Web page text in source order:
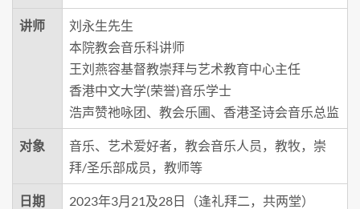
讲师
刘永生先生
本院教会音乐科讲师
王刘燕容基督教崇拜与艺术教育中心主任
香港中文大学(荣誉)音乐学士
浩声赞祂咏团、教会乐圃、香港圣诗会音乐总监
对象
音乐、艺术爱好者，教会音乐人员，教牧，崇
拜/圣乐部成员，教师等
日期 2023年3月21及28日（逢礼拜二，共两堂）